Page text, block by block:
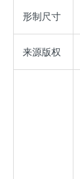
形制尺寸
来源版权